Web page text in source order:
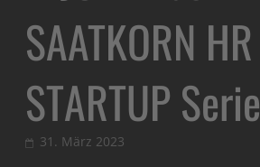
SAATKORN HR
STARTUP Serie
31. März 2023